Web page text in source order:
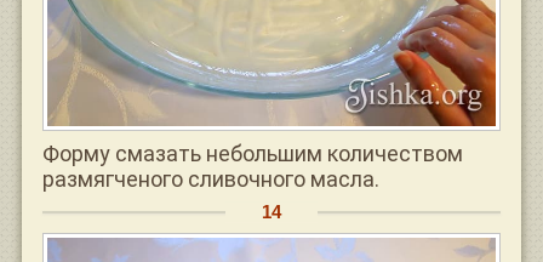
Форму смазать небольшим количеством
размягченого сливочного масла.